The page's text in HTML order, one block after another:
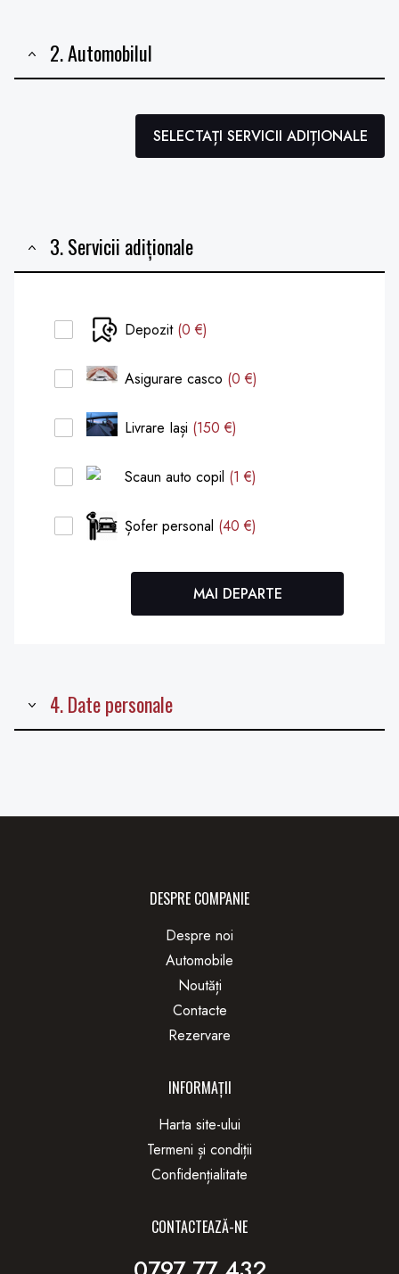
2. Automobilul
SELECTAȚI SERVICII ADIȚIONALE
3. Servicii adiționale
Depozit (0 €)
Asigurare casco (0 €)
Livrare Iași (150 €)
Scaun auto copil (1 €)
Șofer personal (40 €)
MAI DEPARTE
4. Date personale
DESPRE COMPANIE
Despre noi
Automobile
Noutăți
Contacte
Rezervare
INFORMAȚII
Harta site-ului
Termeni și condiții
Confidențialitate
CONTACTEAZĂ-NE